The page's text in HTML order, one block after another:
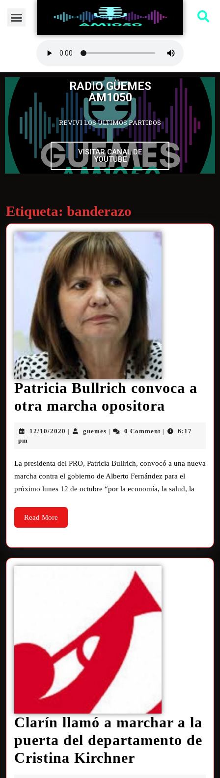
RADIO GÜEMES
AM1050
REVIVI LOS ULTIMOS PARTIDOS
VISITAR CANAL DE
YOUTUBE
Etiqueta: banderazo
Patricia Bullrich convoca a
otra marcha opositora
12/10/2020 guemes 0 Comment
6:17
pm
La presidenta del PRO, Patricia Bullrich, convocó a una nueva
marcha contra el gobierno de Alberto Fernández para el
próximo lunes 12 de octubre “por la economía, la salud, la
Read More
Clarín llamó a marchar a la
puerta del departamento de
Cristina Kirchner